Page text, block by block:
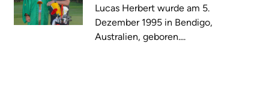
Lucas Herbert wurde am 5.
Dezember 1995 in Bendigo,
Australien, geboren....